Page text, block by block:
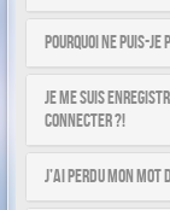
Pourquoi ne puis-je
Je me suis
connecter ?!
J’ai perdu mon mot